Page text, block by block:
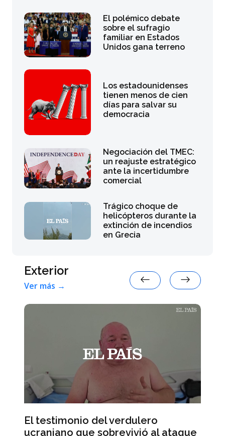
El polémico debate
sobre el sufragio
familiar en Estados
Unidos gana terreno
Los estadounidenses
tienen menos de cien
días para salvar su
democracia
Negociación del TMEC:
un reajuste estratégico
ante la incertidumbre
comercial
Trágico choque de
helicópteros durante la
extinción de incendios
en Grecia
Exterior
Ver más →
al ataque